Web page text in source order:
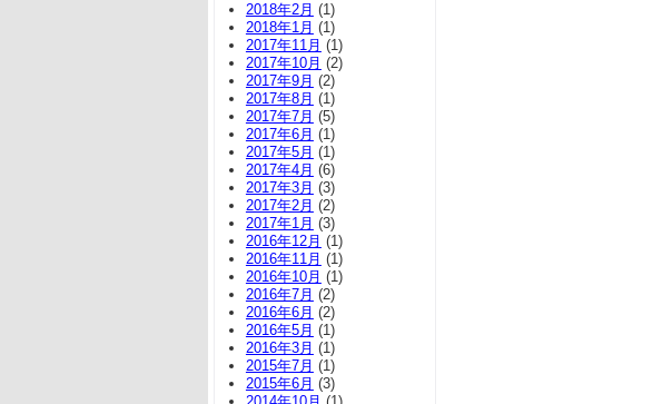
2018年2月 (1)
2018年1月 (1)
2017年11月 (1)
2017年10月 (2)
2017年9月 (2)
2017年8月 (1)
2017年7月 (5)
2017年6月 (1)
2017年5月 (1)
2017年4月 (6)
2017年3月 (3)
2017年2月 (2)
2017年1月 (3)
2016年12月 (1)
2016年11月 (1)
2016年10月 (1)
2016年7月 (2)
2016年6月 (2)
2016年5月 (1)
2016年3月 (1)
2015年7月 (1)
2015年6月 (3)